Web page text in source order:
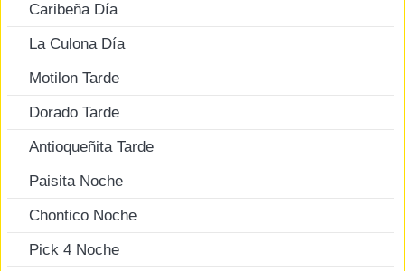
Caribeña Día
La Culona Día
Motilon Tarde
Dorado Tarde
Antioqueñita Tarde
Paisita Noche
Chontico Noche
Pick 4 Noche